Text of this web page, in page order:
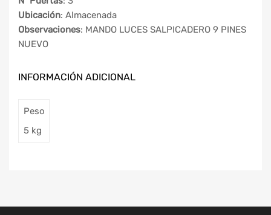
Ubicación: Almacenada
Observaciones: MANDO LUCES SALPICADERO 9 PINES
NUEVO
INFORMACIÓN ADICIONAL
Peso
5 kg